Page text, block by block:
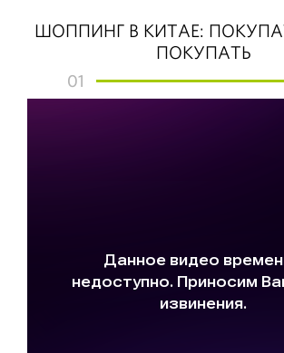
ШОППИНГ В КИТАЕ:
ПОКУПАТЬ
01